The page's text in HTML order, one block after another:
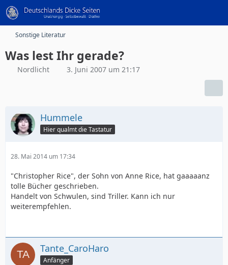
Sonstige Literatur
Was lest Ihr gerade?
Nordlicht 3. Juni 2007 um 21:17
Hummele
Hier qualmt die Tastatur
28. Mai 2014 um 17:34
"Christopher Rice", der Sohn von Anne Rice, hat gaaaaanz
tolle Bücher geschrieben.
Handelt von Schwulen, sind Triller. Kann ich nur
weiterempfehlen.
Tante_CaroHaro
Anfänger